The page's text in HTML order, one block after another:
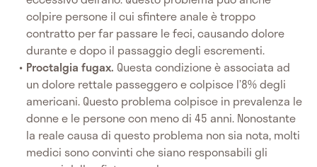
colpire persone il cui sfintere anale è troppo
contratto per far passare le feci, causando dolore
durante e dopo il passaggio degli escrementi.
Proctalgia fugax. Questa condizione è associata ad
un dolore rettale passeggero e colpisce l’8% degli
americani. Questo problema colpisce in prevalenza le
donne e le persone con meno di 45 anni. Nonostante
la reale causa di questo problema non sia nota, molti
medici sono convinti che siano responsabili gli